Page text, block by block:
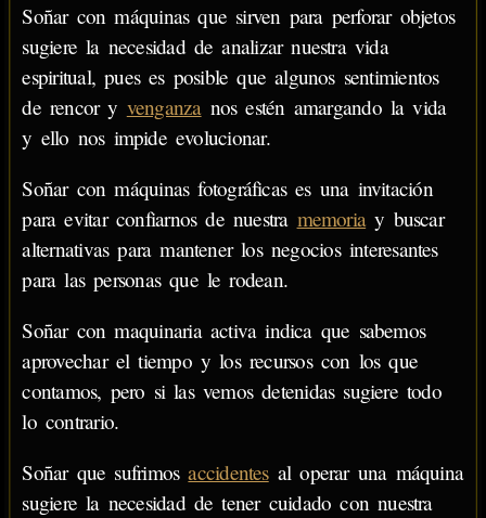
Soñar con máquinas que sirven para perforar objetos
sugiere la necesidad de analizar nuestra vida
espiritual, pues es posible que algunos sentimientos
de rencor y venganzanos estén amargando la vida
y ello nos impide evolucionar.
Soñar con máquinas fotográficas es una invitación
para evitar confiarnos de nuestra memoriay buscar
alternativas para mantener los negocios interesantes
para las personas que le rodean.
Soñar con maquinaria activa indica que sabemos
aprovechar el tiempo y los recursos con los que
contamos, pero si las vemos detenidas sugiere todo
lo contrario.
Soñar que sufrimosaccidentesal operar una máquina
sugiere la necesidad de tener cuidado con nuestra